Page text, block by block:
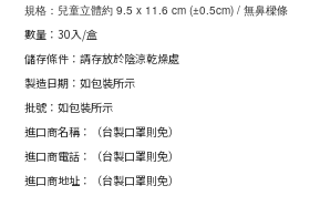
規格：兒童立體約 9.5 x 11.6 cm (±0.5cm) / 無鼻樑條
數量：30入/盒
儲存條件：請存放於陰涼乾燥處
製造日期：如包裝所示
批號：如包裝所示
進口商名稱：（台製口罩則免）
進口商電話：（台製口罩則免）
進口商地址：（台製口罩則免）